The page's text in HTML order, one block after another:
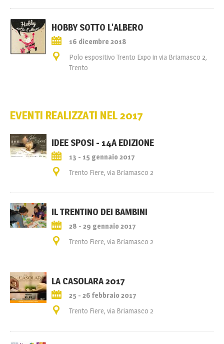
HOBBY SOTTO L'ALBERO
16 dicembre 2018
Polo espositivo Trento Expo in via Briamasco 2,
Trento
EVENTI REALIZZATI NEL 2017
IDEE SPOSI - 14A EDIZIONE
13 - 15 gennaio 2017
Trento Fiere, via Briamasco 2
IL TRENTINO DEI BAMBINI
28 - 29 gennaio 2017
Trento Fiere, via Briamasco 2
LA CASOLARA 2017
25 - 26 febbraio 2017
Trento Fiere, via Briamasco 2